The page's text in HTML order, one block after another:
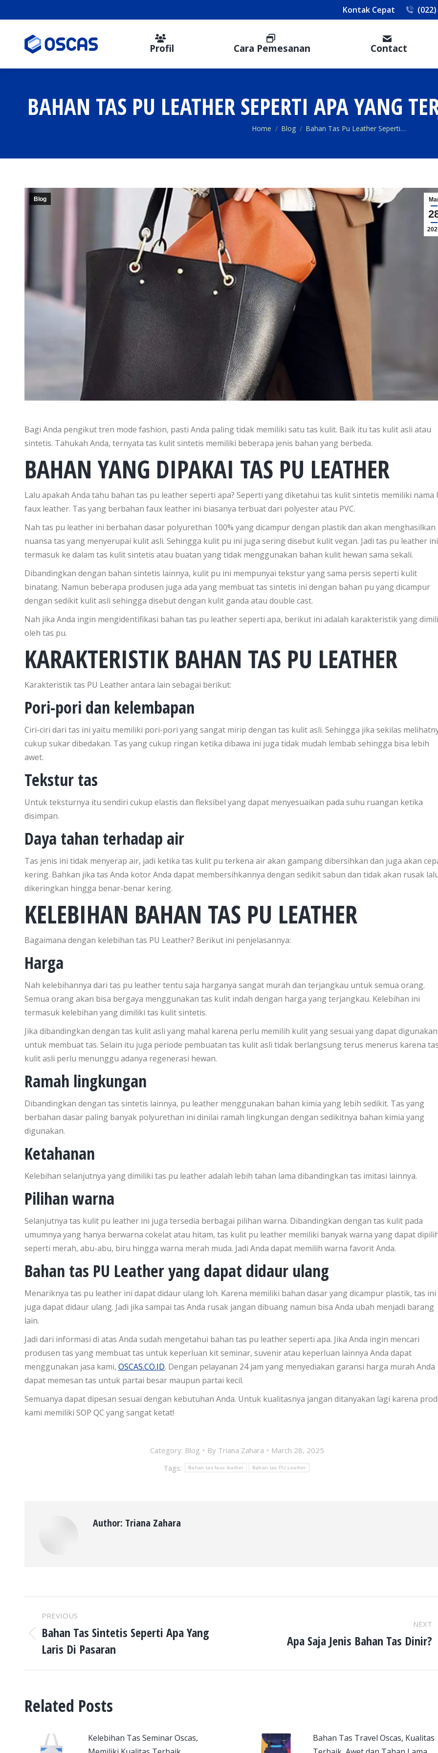
Kontak Cepat
Profil Cara Pemesanan Contact
BAHAN TAS PU LEATHER SEPERTI APA YANG
You are here:
Home Blog Bahan Tas Pu Leather Seperti…
Blog
Bagi Anda pengikut tren mode fashion, pasti Anda paling tidak memiliki satu tas kulit. Baik itu tas kulit asli atau
sintetis. Tahukah Anda, ternyata tas kulit sintetis memiliki beberapa jenis bahan yang berbeda.
BAHAN YANG DIPAKAI TAS PU LEATHER
Lalu apakah Anda tahu bahan tas pu leather seperti apa? Seperti yang diketahui tas kulit sintetis memiliki nama
faux leather. Tas yang berbahan faux leather ini biasanya terbuat dari polyester atau PVC.
Nah tas pu leather ini berbahan dasar polyurethan 100% yang dicampur dengan plastik dan akan menghasilkan
nuansa tas yang menyerupai kulit asli. Sehingga kulit pu ini juga sering disebut kulit vegan. Jadi tas pu leather ini
termasuk ke dalam tas kulit sintetis atau buatan yang tidak menggunakan bahan kulit hewan sama sekali.
Dibandingkan dengan bahan sintetis lainnya, kulit pu ini mempunyai tekstur yang sama persis seperti kulit
binatang. Namun beberapa produsen juga ada yang membuat tas sintetis ini dengan bahan pu yang dicampur
dengan sedikit kulit asli sehingga disebut dengan kulit ganda atau double cast.
Nah jika Anda ingin mengidentifikasi bahan tas pu leather seperti apa, berikut ini adalah karakteristik yang
oleh tas pu.
KARAKTERISTIK BAHAN TAS PU LEATHER
Karakteristik tas PU Leather antara lain sebagai berikut:
Pori-pori dan kelembapan
Ciri-ciri dari tas ini yaitu memiliki pori-pori yang sangat mirip dengan tas kulit asli. Sehingga jika sekilas
cukup sukar dibedakan. Tas yang cukup ringan ketika dibawa ini juga tidak mudah lembab sehingga bisa lebih
awet.
Tekstur tas
Untuk teksturnya itu sendiri cukup elastis dan fleksibel yang dapat menyesuaikan pada suhu ruangan ketika
disimpan.
Daya tahan terhadap air
Tas jenis ini tidak menyerap air, jadi ketika tas kulit pu terkena air akan gampang dibersihkan dan juga akan
kering. Bahkan jika tas Anda kotor Anda dapat membersihkannya dengan sedikit sabun dan tidak akan rusak
dikeringkan hingga benar-benar kering.
KELEBIHAN BAHAN TAS PU LEATHER
Bagaimana dengan kelebihan tas PU Leather? Berikut ini penjelasannya:
Harga
Nah kelebihannya dari tas pu leather tentu saja harganya sangat murah dan terjangkau untuk semua orang.
Semua orang akan bisa bergaya menggunakan tas kulit indah dengan harga yang terjangkau. Kelebihan ini
termasuk kelebihan yang dimiliki tas kulit sintetis.
Jika dibandingkan dengan tas kulit asli yang mahal karena perlu memilih kulit yang sesuai yang dapat digunakan
untuk membuat tas. Selain itu juga periode pembuatan tas kulit asli tidak berlangsung terus menerus karena
kulit asli perlu menunggu adanya regenerasi hewan.
Ramah lingkungan
Dibandingkan dengan tas sintetis lainnya, pu leather menggunakan bahan kimia yang lebih sedikit. Tas yang
berbahan dasar paling banyak polyurethan ini dinilai ramah lingkungan dengan sedikitnya bahan kimia yang
digunakan.
Ketahanan
Kelebihan selanjutnya yang dimiliki tas pu leather adalah lebih tahan lama dibandingkan tas imitasi lainnya.
Pilihan warna
Selanjutnya tas kulit pu leather ini juga tersedia berbagai pilihan warna. Dibandingkan dengan tas kulit pada
umumnya yang hanya berwarna cokelat atau hitam, tas kulit pu leather memiliki banyak warna yang dapat
seperti merah, abu-abu, biru hingga warna merah muda. Jadi Anda dapat memilih warna favorit Anda.
Bahan tas PU Leather yang dapat didaur ulang
Menariknya tas pu leather ini dapat didaur ulang loh. Karena memiliki bahan dasar yang dicampur plastik, tas ini
juga dapat didaur ulang. Jadi jika sampai tas Anda rusak jangan dibuang namun bisa Anda ubah menjadi barang
lain.
Jadi dari informasi di atas Anda sudah mengetahui bahan tas pu leather seperti apa. Jika Anda ingin mencari
produsen tas yang membuat tas untuk keperluan kit seminar, suvenir atau keperluan lainnya Anda dapat
menggunakan jasa kami, OSCAS.CO.ID. Dengan pelayanan 24 jam yang menyediakan garansi harga murah Anda
dapat memesan tas untuk partai besar maupun partai kecil.
Semuanya dapat dipesan sesuai dengan kebutuhan Anda. Untuk kualitasnya jangan ditanyakan lagi karena
kami memiliki SOP QC yang sangat ketat!
Category: Blog By Triana Zahara
March 28, 2025
Tags:
Bahan tas faux leather Bahan tas PU Leather
Author: Triana Zahara
POST
NAVIGATION
PREVIOUS
Previous
post:
Bahan Tas Sintetis Seperti Apa Yang
Laris Di Pasaran
NEXT
Apa Saja Jenis Bahan Tas Dinir?
Related Posts
Kelebihan Tas Seminar Oscas,
Bahan Tas Travel Oscas, Kualitas